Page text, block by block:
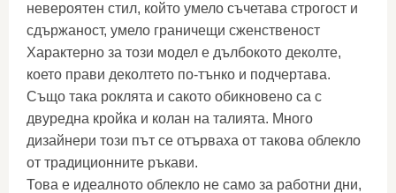
невероятен стил, който умело съчетава строгост и
сдържаност, умело граничещи сженственост
Характерно за този модел е дълбокото деколте,
което прави деколтето по-тънко и подчертава.
Също така роклята и сакото обикновено са с
двуредна кройка и колан на талията. Много
дизайнери този път се отърваха от такова облекло
от традиционните ръкави.
Това е идеалното облекло не само за работни дни,